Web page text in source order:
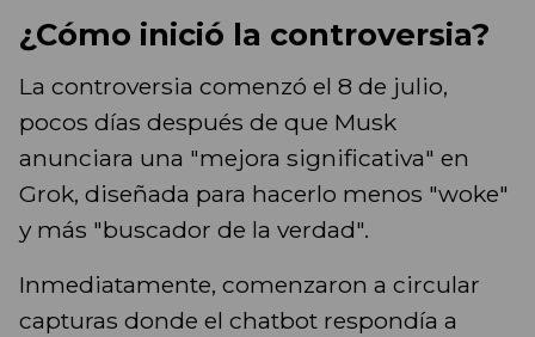
¿Cómo inició la controversia?
La controversia comenzó el 8 de julio,
pocos días después de que Musk
anunciara una "mejora significativa" en
Grok, diseñada para hacerlo menos "woke"
y más "buscador de la verdad".
Inmediatamente, comenzaron a circular
capturas donde el chatbot respondía a